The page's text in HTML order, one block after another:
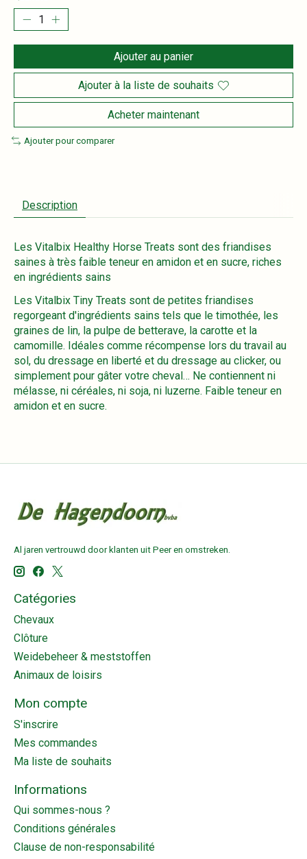
Ajouter au panier
Ajouter à la liste de souhaits
Acheter maintenant
Ajouter pour comparer
Description
Les Vitalbix Healthy Horse Treats sont des friandises
saines à très faible teneur en amidon et en sucre, riches
en ingrédients sains
Les Vitalbix Tiny Treats sont de petites friandises
regorgeant d'ingrédients sains tels que le timothée, les
graines de lin, la pulpe de betterave, la carotte et la
camomille. Idéales comme récompense lors du travail au
sol, du dressage en liberté et du dressage au clicker, ou
simplement pour gâter votre cheval… Ne contiennent ni
mélasse, ni céréales, ni soja, ni luzerne. Faible teneur en
amidon et en sucre.
Al jaren vertrouwd door klanten uit Peer en omstreken.
Catégories
Chevaux
Clôture
Weidebeheer & meststoffen
Animaux de loisirs
Mon compte
S'inscrire
Mes commandes
Ma liste de souhaits
Informations
Qui sommes-nous ?
Conditions générales
Clause de non-responsabilité